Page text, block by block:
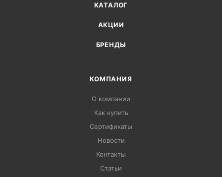
КАТАЛОГ
АКЦИИ
БРЕНДЫ
КОМПАНИЯ
О компании
Как купить
Сертификаты
Новости
Контакты
Статьи